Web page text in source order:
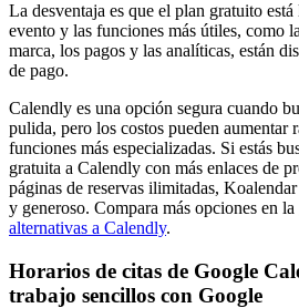
La desventaja es que el plan gratuito
evento y las funciones más útiles, como
marca, los pagos y las analíticas, están
de pago.
Calendly es una opción segura cuando
pulida, pero los costos pueden aumentar
funciones más especializadas. Si estás
gratuita a Calendly con más enlaces de
páginas de reservas ilimitadas,
y generoso. Compara más opciones en
alternativas a Calendly.
Horarios de citas de Google
trabajo sencillos con Google